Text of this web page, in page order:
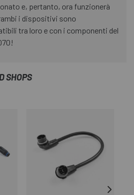
e, pertanto, ora funzionerà
i dispositivi sono
tra loro e con i componenti del
SHOPS